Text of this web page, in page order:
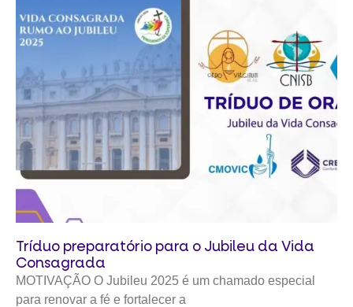
Tríduo preparatório para o Jubileu da Vida
Consagrada
MOTIVAÇÃO O Jubileu 2025 é um chamado especial
para renovar a fé e fortalecer a